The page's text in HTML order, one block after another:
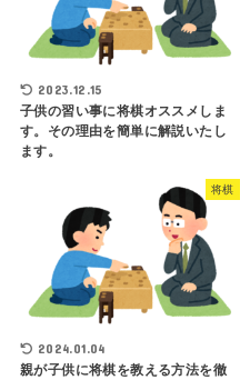
2023.12.15
子供の習い事に将棋オススメしま
す。その理由を簡単に解説いたし
ます。
将棋
2024.01.04
親が子供に将棋を教える方法を徹